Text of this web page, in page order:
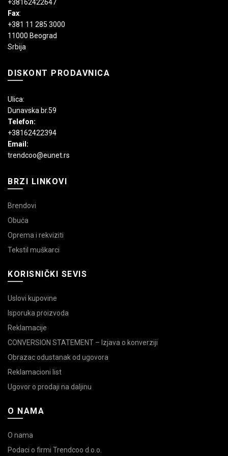
+38162422647
Fax:
+381 11 285 3000
11000 Beograd
Srbija
DISKONT PRODAVNICA
Ulica:
Dunavska br.59
Telefon:
+38162422394
Email:
trendcoo@eunet.rs
BRZI LINKOVI
Brendovi
Obuća
Oprema i rekviziti
Tekstil muškarci
KORISNIČKI SEVIS
Uslovi kupovine
Isporuka proizvoda
Reklamacije
CONVERSION STATEMENT – Izjava o konverziji
Obrazac odustanak od ugovora
Reklamacioni list
Ugovor o prodaji na daljinu
O NAMA
O nama
Podaci o firmi Trendcoo d.o.o.